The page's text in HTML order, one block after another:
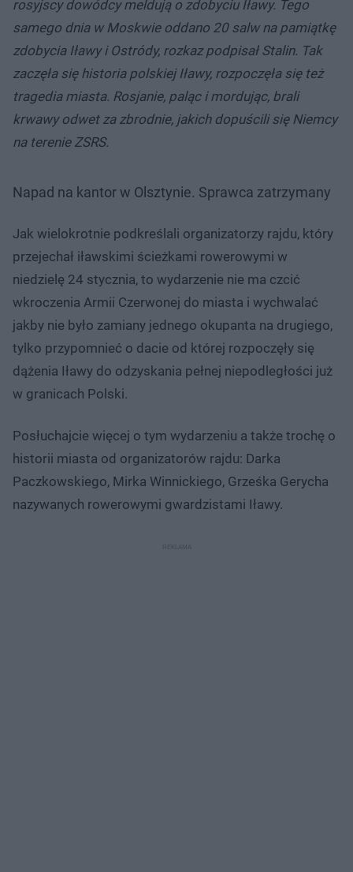
rosyjscy dowódcy meldują o zdobyciu Iławy. Tego
samego dnia w Moskwie oddano 20 salw na pamiątkę
zdobycia Iławy i Ostródy, rozkaz podpisał Stalin. Tak
zaczęła się historia polskiej Iławy, rozpoczęła się też
tragedia miasta. Rosjanie, paląc i mordując, brali
krwawy odwet za zbrodnie, jakich dopuścili się Niemcy
na terenie ZSRS.
Napad na kantor w Olsztynie. Sprawca zatrzymany
Spróbuj ponownie
Jak wielokrotnie podkreślali organizatorzy rajdu, który
przejechał iławskimi ścieżkami rowerowymi w
niedzielę 24 stycznia, to wydarzenie nie ma czcić
wkroczenia Armii Czerwonej do miasta i wychwalać
jakby nie było zamiany jednego okupanta na drugiego,
tylko przypomnieć o dacie od której rozpoczęły się
dążenia Iławy do odzyskania pełnej niepodległości już
w granicach Polski.
Posłuchajcie więcej o tym wydarzeniu a także trochę o
historii miasta od organizatorów rajdu: Darka
Paczkowskiego, Mirka Winnickiego, Grześka Gerycha
nazywanych rowerowymi gwardzistami Iławy.